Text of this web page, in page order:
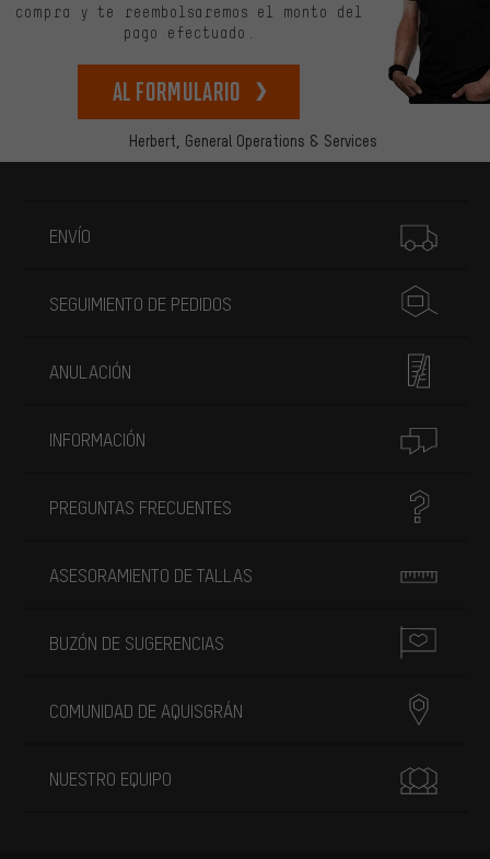
Herbert, General Operations & Services
compra y te reembolsaremos el monto del
pago efectuado.
Al formulario
ENVÍO
SEGUIMIENTO DE PEDIDOS
ANULACIÓN
INFORMACIÓN
PREGUNTAS FRECUENTES
ASESORAMIENTO DE TALLAS
BUZÓN DE SUGERENCIAS
COMUNIDAD DE AQUISGRÁN
NUESTRO EQUIPO